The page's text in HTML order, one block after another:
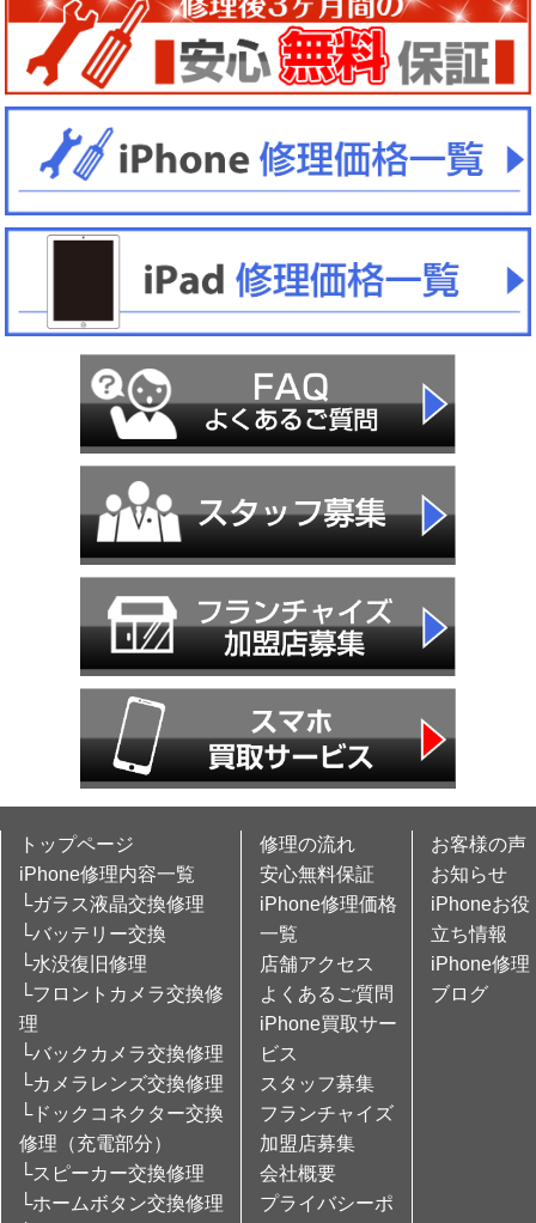
トップページ
iPhone修理内容一覧
└ガラス液晶交換修理
└バッテリー交換
└水没復旧修理
└フロントカメラ交換修
理
└バックカメラ交換修理
└カメラレンズ交換修理
└ドックコネクター交換
修理（充電部分）
└スピーカー交換修理
└ホームボタン交換修理
修理の流れ
安心無料保証
iPhone修理価格
一覧
店舗アクセス
よくあるご質問
iPhone買取サー
ビス
スタッフ募集
フランチャイズ
加盟店募集
会社概要
プライバシーポ
お客様の声
お知らせ
iPhoneお役
立ち情報
iPhone修理
ブログ